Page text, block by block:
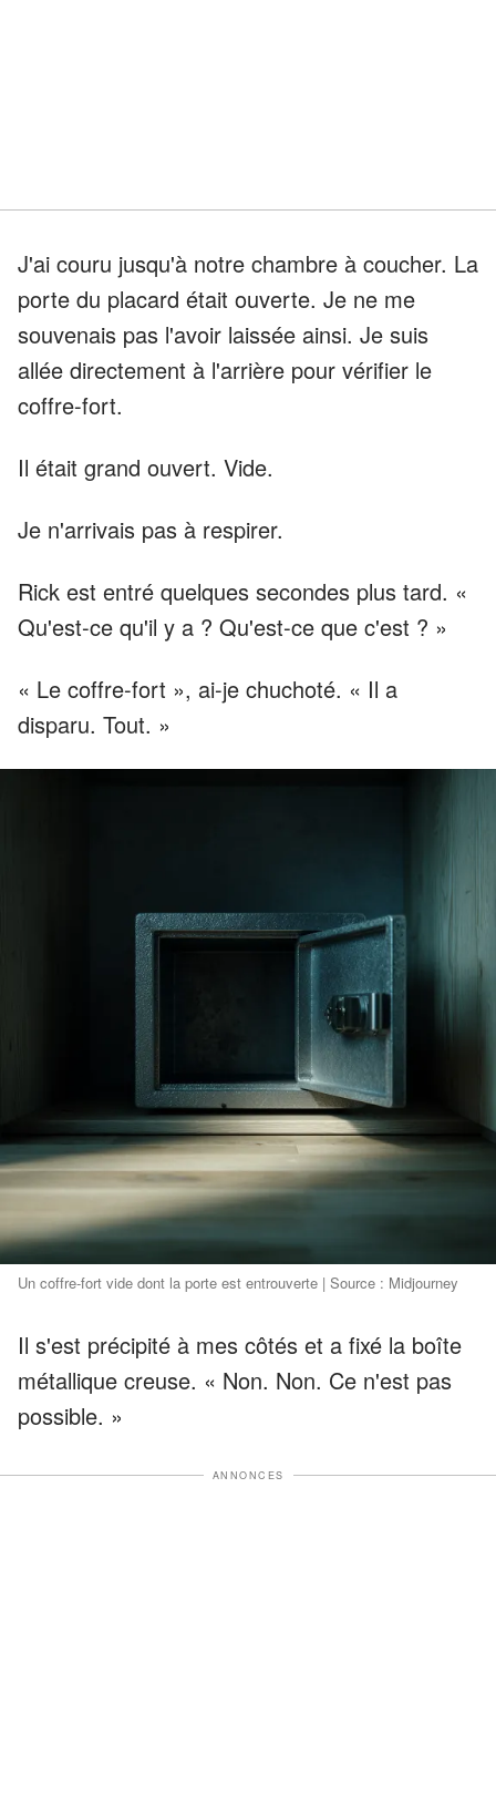
J'ai couru jusqu'à notre chambre à coucher. La
porte du placard était ouverte. Je ne me
souvenais pas l'avoir laissée ainsi. Je suis
allée directement à l'arrière pour vérifier le
coffre-fort.
Il était grand ouvert. Vide.
Je n'arrivais pas à respirer.
Rick est entré quelques secondes plus tard. «
Qu'est-ce qu'il y a ? Qu'est-ce que c'est ? »
« Le coffre-fort », ai-je chuchoté. « Il a
disparu. Tout. »
Un coffre-fort vide dont la porte est entrouverte | Source : Midjourney
Il s'est précipité à mes côtés et a fixé la boîte
métallique creuse. « Non. Non. Ce n'est pas
possible. »
ANNONCES